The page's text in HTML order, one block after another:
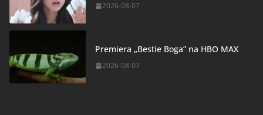
2026-08-07
Premiera „Bestie Boga” na HBO MAX
2026-08-07